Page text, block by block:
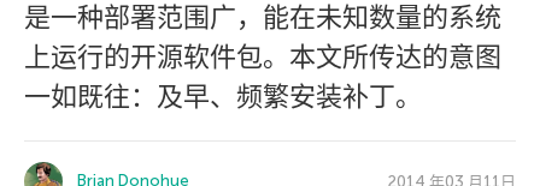
是一种部署范围广，能在未知数量的系统
上运行的开源软件包。本文所传达的意图
一如既往：及早、频繁安装补丁。
Brian Donohue 2014 年03 月11日